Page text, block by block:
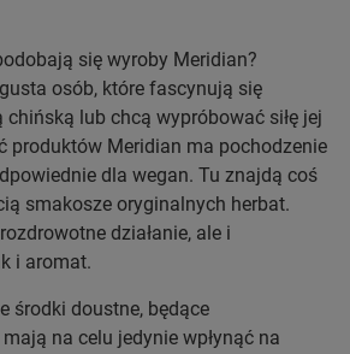
się wyroby Meridian?
osób, które fascynują się
lub chcą wypróbować siłę jej
produktów Meridian ma pochodzenie
dla wegan. Tu znajdą coś
smakosze oryginalnych herbat.
działanie, ale i
i aromat.
środki doustne, będące
na celu jedynie wpłynąć na